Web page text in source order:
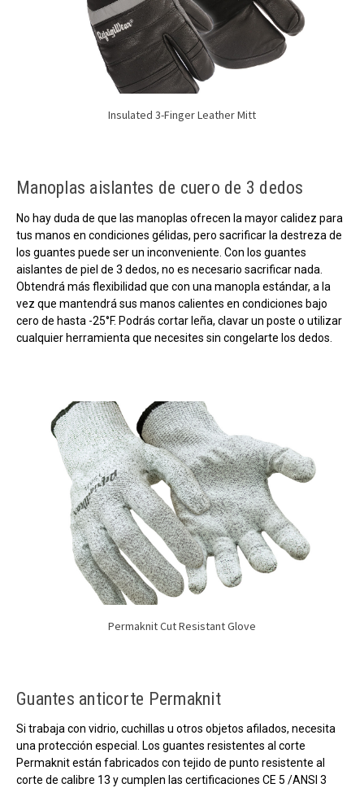
Insulated 3-Finger Leather Mitt
Manoplas aislantes de cuero de 3 dedos
No hay duda de que las manoplas ofrecen la mayor calidez para
tus manos en condiciones gélidas, pero sacrificar la destreza de
los guantes puede ser un inconveniente. Con los guantes
aislantes de piel de 3 dedos, no es necesario sacrificar nada.
Obtendrá más flexibilidad que con una manopla estándar, a la
vez que mantendrá sus manos calientes en condiciones bajo
cero de hasta -25°F. Podrás cortar leña, clavar un poste o utilizar
cualquier herramienta que necesites sin congelarte los dedos.
Permaknit Cut Resistant Glove
Guantes anticorte Permaknit
Si trabaja con vidrio, cuchillas u otros objetos afilados, necesita
una protección especial. Los guantes resistentes al corte
Permaknit están fabricados con tejido de punto resistente al
corte de calibre 13 y cumplen las certificaciones CE 5 /ANSI 3